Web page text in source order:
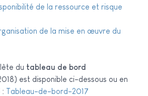
de la ressource et risque
de la mise en œuvre du
du tableau de bord
est disponible ci-dessous ou en
: Tableau-de-bord-2017